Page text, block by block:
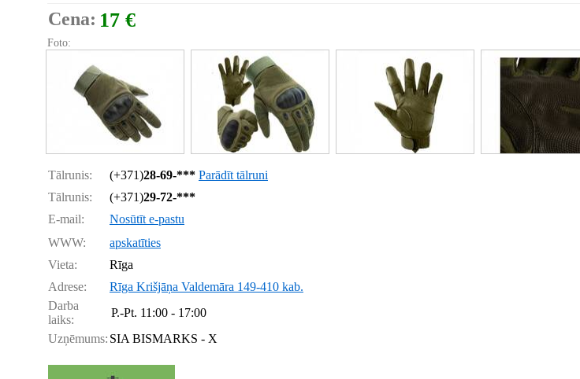
Cena: 17 €
Foto:
Tālrunis: (+371)28-69-*** Parādīt tālruni
Tālrunis:
(+371)29-72-***
E-mail:
Nosūtīt e-pastu
WWW:
apskatīties
Vieta:
Rīga
Adrese:
Rīga Krišjāņa Valdemāra 149-410 kab.
Darba
laiks:
P.-Pt. 11:00 - 17:00
Uzņēmums: SIA BISMARKS - X